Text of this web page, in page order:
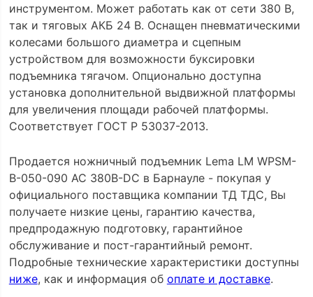
инструментом. Может работать как от сети 380 В,
так и тяговых АКБ 24 В. Оснащен пневматическими
колесами большого диаметра и сцепным
устройством для возможности буксировки
подъемника тягачом. Опционально доступна
установка дополнительной выдвижной платформы
для увеличения площади рабочей платформы.
Соответствует ГОСТ Р 53037-2013.
Продается ножничный подъемник Lema LM WPSM-
B-050-090 AC 380В-DC в Барнауле - покупая у
официального поставщика компании ТД ТДС, Вы
получаете низкие цены, гарантию качества,
предпродажную подготовку, гарантийное
обслуживание и пост-гарантийный ремонт.
Подробные технические характеристики доступны
ниже, как и информация об оплате и доставке.